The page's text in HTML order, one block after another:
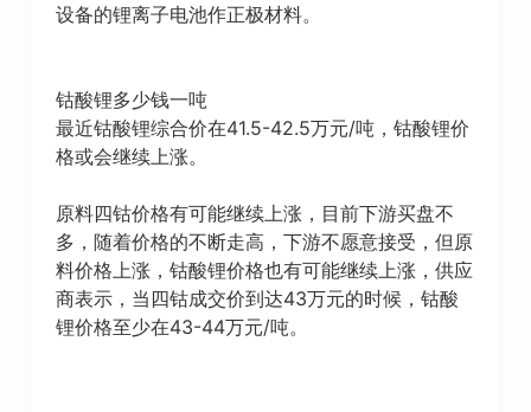
设备的锂离子电池作正极材料。
钴酸锂多少钱一吨
最近钴酸锂综合价在41.5-42.5万元/吨，钴酸锂价
格或会继续上涨。
原料四钴价格有可能继续上涨，目前下游买盘不
多，随着价格的不断走高，下游不愿意接受，但原
料价格上涨，钴酸锂价格也有可能继续上涨，供应
商表示，当四钴成交价到达43万元的时候，钴酸
锂价格至少在43-44万元/吨。